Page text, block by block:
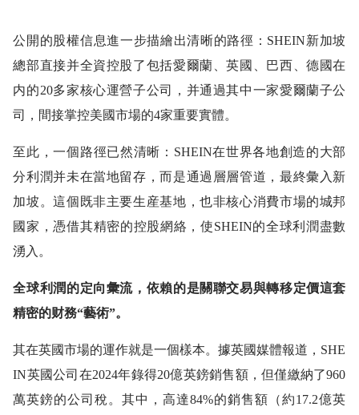
公開的股權信息進一步描繪出清晰的路徑：SHEIN新加坡
總部直接并全資控股了包括愛爾蘭、英國、巴西、德國在
内的20多家核心運營子公司，并通過其中一家愛爾蘭子公
司，間接掌控美國市場的4家重要實體。
至此，一個路徑已然清晰：SHEIN在世界各地創造的大部
分利潤并未在當地留存，而是通過層層管道，最終彙入新
加坡。這個既非主要生産基地，也非核心消費市場的城邦
國家，憑借其精密的控股網絡，使SHEIN的全球利潤盡數
湧入。
全球利潤的定向彙流，依賴的是關聯交易與轉移定價這套
精密的财務“藝術”。
其在英國市場的運作就是一個樣本。據英國媒體報道，SHE
IN英國公司在2024年錄得20億英鎊銷售額，但僅繳納了960
萬英鎊的公司稅。其中，高達84%的銷售額（約17.2億英